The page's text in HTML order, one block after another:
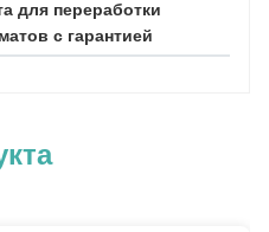
для переработки
с гарантией